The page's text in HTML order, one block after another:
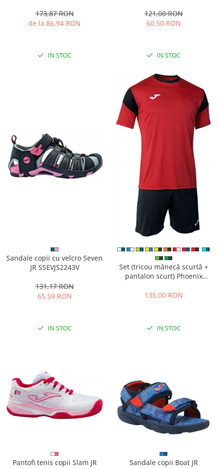
173,87 RON
de la 86,94 RON
IN STOC
121,00 RON
60,50 RON
IN STOC
Sandale copii cu velcro Seven
JR SSEVJS2243V
131,17 RON
65,59 RON
IN STOC
Set (tricou mânecă scurtă +
pantalon scurt) Phoenix
135,00 RON
IN STOC
Pantofi tenis copii Slam JR
Sandale copii Boat JR